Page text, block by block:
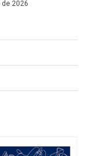
de 2026